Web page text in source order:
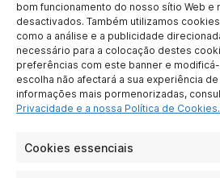
bom funcionamento do nosso sítio Web e
desactivados. Também utilizamos
como a análise e a publicidade
necessário para a colocação destes
preferências com este banner e
escolha não afectará a sua experiência
informações mais pormenorizadas,
Privacidade e a nossa Política de Cookies.
Cookies essenciais